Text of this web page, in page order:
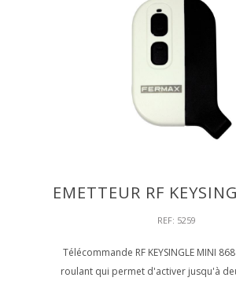
EMETTEUR RF
REF: 5259
Télécommande RF KEYSINGLE MINI
roulant qui permet d'activer jusqu'à